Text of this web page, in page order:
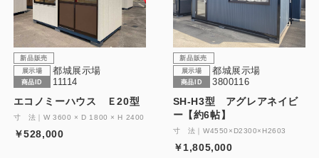
新品販売
展示場
都城展示場
商品ID 11114
エコノミーハウス Ｅ20型
寸 法｜W 3600 × D 1800 × H 2400
￥528,000
新品販売
展示場
都城展示場
商品ID 3800116
SH-H3型 アグレアネイビ
ー【約6帖】
寸 法｜W4550×D2300×H2603
￥1,805,000